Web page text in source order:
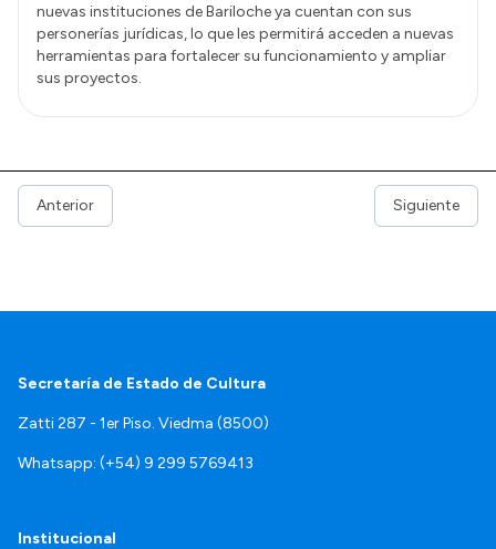
nuevas instituciones de Bariloche ya cuentan con sus
personerías jurídicas, lo que les permitirá acceden a nuevas
herramientas para fortalecer su funcionamiento y ampliar
sus proyectos.
Anterior Siguiente
Secretaría de Estado de Cultura
Zatti 287 - 1er Piso. Viedma (8500)
Whatsapp: (+54) 9 299 5769413
Institucional